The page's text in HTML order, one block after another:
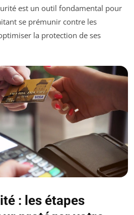
est un outil fondamental pour
se prémunir contre les
la protection de ses
: les étapes